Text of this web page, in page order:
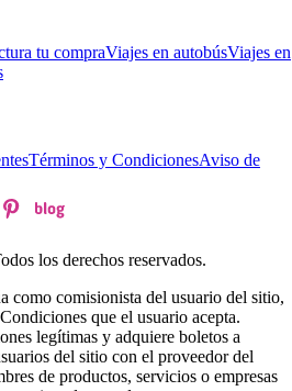
tu compraViajes en autobúsViajes en
Términos y CondicionesAviso de
los derechos reservados.
como comisionista del usuario del sitio,
que el usuario acepta.
legítimas y adquiere boletos a
del sitio con el proveedor del
de productos, servicios o empresas